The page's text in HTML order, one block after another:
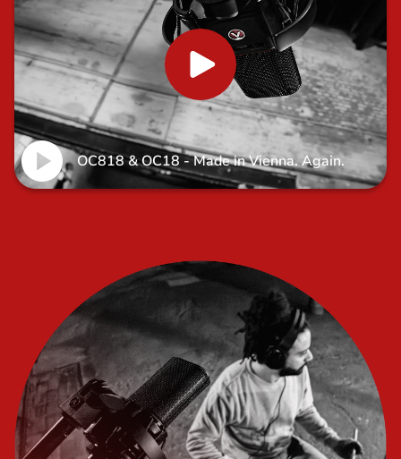
OC818 & OC18 - Made in Vienna. Again.